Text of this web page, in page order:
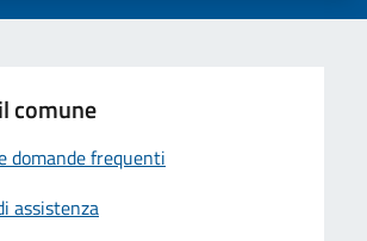
comune
domande frequenti
assistenza